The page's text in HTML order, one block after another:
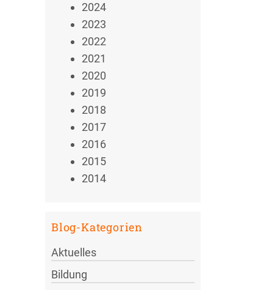
2024
2023
2022
2021
2020
2019
2018
2017
2016
2015
2014
Blog-Kategorien
Aktuelles
Bildung